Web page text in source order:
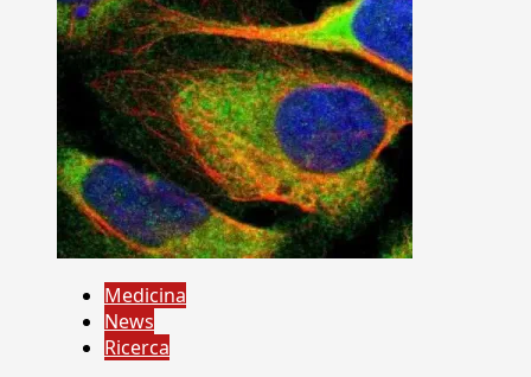
Medicina
News
Ricerca